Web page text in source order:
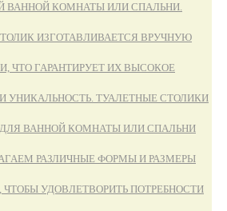
ВАННОЙ КОМНАТЫ ИЛИ СПАЛЬНИ.
ИЗГОТАВЛИВАЕТСЯ ВРУЧНУЮ
ЧТО ГАРАНТИРУЕТ ИХ ВЫСОКОЕ
УНИКАЛЬНОСТЬ. ТУАЛЕТНЫЕ СТОЛИКИ
ВАННОЙ КОМНАТЫ ИЛИ СПАЛЬНИ
РАЗЛИЧНЫЕ ФОРМЫ И РАЗМЕРЫ
ЧТОБЫ УДОВЛЕТВОРИТЬ ПОТРЕБНОСТИ